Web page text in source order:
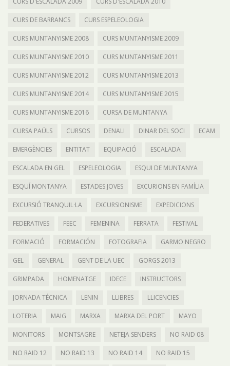
CURS DE BARRANCS CURS ESPELEOLOGIA
CURS MUNTANYISME 2008 CURS MUNTANYISME 2009
CURS MUNTANYISME 2010 CURS MUNTANYISME 2011
CURS MUNTANYISME 2012 CURS MUNTANYISME 2013
CURS MUNTANYISME 2014 CURS MUNTANYISME 2015
CURS MUNTANYISME 2016 CURSA DE MUNTANYA
CURSA PAÜLS CURSOS DENALI DINAR DEL SOCI ECAM
EMERGÈNCIES ENTITAT EQUIPACIÓ ESCALADA
ESCALADA EN GEL ESPELEOLOGIA ESQUI DE MUNTANYA
ESQUÍ MONTANYA ESTADES JOVES EXCURIONS EN FAMÍLIA
EXCURSIÓ TRANQUIL·LA EXCURSIONISME EXPEDICIONS
FEDERATIVES FEEC FEMENINA FERRATA FESTIVAL
FORMACIÓ FORMACIÓN FOTOGRAFIA GARMO NEGRO
GEL GENERAL GENT DE LA UEC GORGS 2013
GRIMPADA HOMENATGE IDECE INSTRUCTORS
JORNADA TÉCNICA LENIN LLIBRES LLICENCIES
LOTERIA MAIG MARXA MARXA DEL PORT MAYO
MONITORS MONTSAGRE NETEJA SENDERS NO RAID 08
NO RAID 12 NO RAID 13 NO RAID 14 NO RAID 15